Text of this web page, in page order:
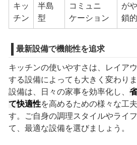
キッ
チン
半島
型
コミュニ
ケーション
が
鎖的
最新設備で機能性を追求
キッチンの使いやすさは、レイア
する設備によっても大きく変わり
設備は、日々の家事を効率化し、
て快適性を高めるための様々な工
す。ご自身の調理スタイルやライ
て、最適な設備を選びましょう。